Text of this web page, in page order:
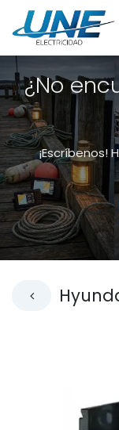
¿No
¡Escríbenos!